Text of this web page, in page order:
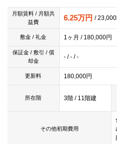
月額賃料 / 月額共
益費
6.25万円 /
敷金 / 礼金 1ヶ月 / 180,000円
保証金 / 敷引 / 償
却金
- / - / -
更新料 180,000円
所在階 3階 / 11階建
その他初期費用